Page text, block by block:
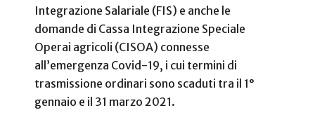
Integrazione Salariale (FIS) e anche le
domande di Cassa Integrazione Speciale
Operai agricoli (CISOA) connesse
all’emergenza Covid-19, i cui termini di
trasmissione ordinari sono scaduti tra il 1°
gennaio e il 31 marzo 2021.